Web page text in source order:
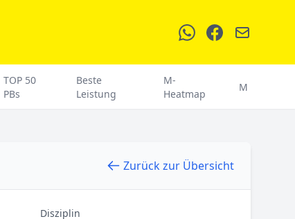
TOP 50
PBs
Beste
Leistung
M-
Heatmap
M
Zurück zur Übersicht
Disziplin